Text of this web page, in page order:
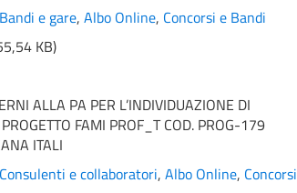
Bandi e gare, Albo Online, Concorsi e Bandi
KB)
ALLA PA PER L’INDIVIDUAZIONE DI
FAMI PROF_T COD. PROG-179
ITALI
Consulenti e collaboratori, Albo Online, Concorsi